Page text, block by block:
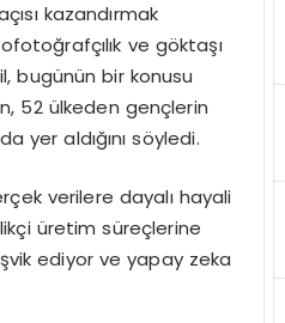
kazandırmak
ve göktaşı
bugünün bir konusu
52 ülkeden gençlerin
yer aldığını söyledi.
verilere dayalı hayali
üretim süreçlerine
ediyor ve yapay zeka